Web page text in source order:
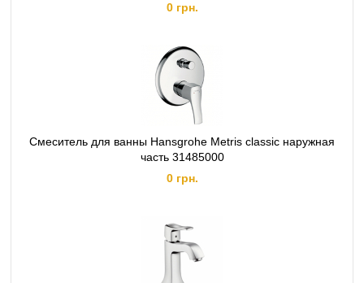
0 грн.
Смеситель для ванны Hansgrohe Metris classic наружная
часть 31485000
0 грн.